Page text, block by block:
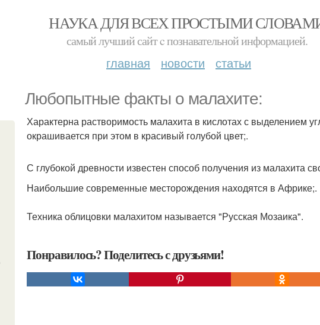
НАУКА ДЛЯ ВСЕХ ПРОСТЫМИ
самый лучший сайт c познавательной информацией.
главная новости статьи
Любопытные факты о малахите:
Характерна растворимость малахита в кислотах с выделением
окрашивается при этом в красивый голубой цвет;.
С глубокой древности известен способ получения из малахита
Наибольшие современные месторождения находятся в Африке;.
Техника облицовки малахитом называется "Русская Мозаика".
Понравилось? Поделитесь с друзьями!